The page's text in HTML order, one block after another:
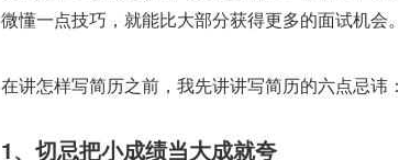
微懂一点技巧，就能比大部分获得更多的面试机会。
在讲怎样写简历之前，我先讲讲写简历的六点忌讳：
1、切忌把小成绩当大成就夸